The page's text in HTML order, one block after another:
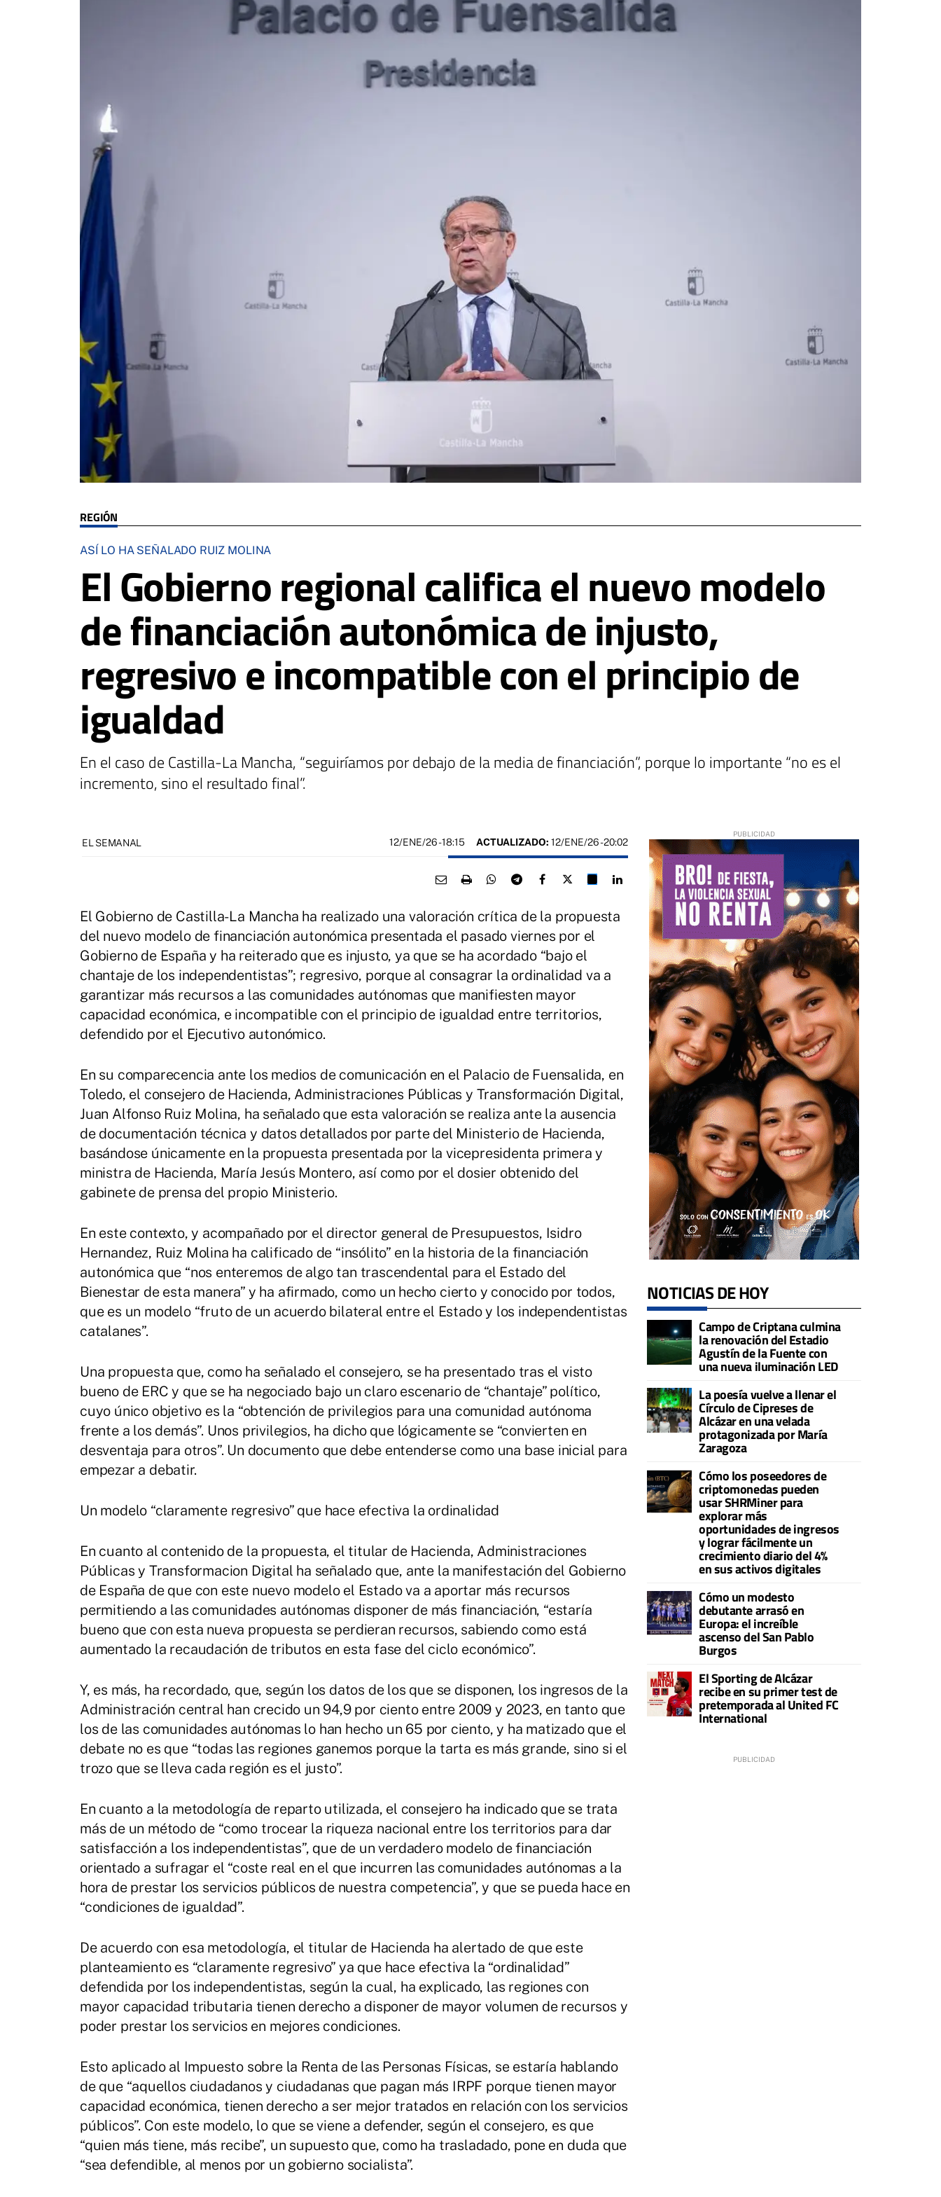
REGIÓN
ASÍ LO HA SEÑALADO RUIZ MOLINA
El Gobierno regional califica el nuevo modelo
de financiación autonómica de injusto,
regresivo e incompatible con el principio de
igualdad
En el caso de Castilla-La Mancha, “seguiríamos por debajo de la media de financiación”, porque lo importante “no es el
incremento, sino el resultado final”.
EL SEMANAL 12/ENE/26- 18:15 ACTUALIZADO: 12/ENE/26 - 20:02
El Gobierno de Castilla-La Mancha ha realizado una valoración crítica de la propuesta
del nuevo modelo de financiación autonómica presentada el pasado viernes por el
Gobierno de España y ha reiterado que es injusto, ya que se ha acordado “bajo el
chantaje de los independentistas”; regresivo, porque al consagrar la ordinalidad va a
garantizar más recursos a las comunidades autónomas que manifiesten mayor
capacidad económica, e incompatible con el principio de igualdad entre territorios,
defendido por el Ejecutivo autonómico.
En su comparecencia ante los medios de comunicación en el Palacio de Fuensalida, en
Toledo, el consejero de Hacienda, Administraciones Públicas y Transformación Digital,
Juan Alfonso Ruiz Molina, ha señalado que esta valoración se realiza ante la ausencia
de documentación técnica y datos detallados por parte del Ministerio de Hacienda,
basándose únicamente en la propuesta presentada por la vicepresidenta primera y
ministra de Hacienda, María Jesús Montero, así como por el dosier obtenido del
gabinete de prensa del propio Ministerio.
En este contexto, y acompañado por el director general de Presupuestos, Isidro
Hernandez, Ruiz Molina ha calificado de “insólito” en la historia de la financiación
autonómica que “nos enteremos de algo tan trascendental para el Estado del
Bienestar de esta manera” y ha afirmado, como un hecho cierto y conocido por todos,
que es un modelo “fruto de un acuerdo bilateral entre el Estado y los independentistas
catalanes”.
Una propuesta que, como ha señalado el consejero, se ha presentado tras el visto
bueno de ERC y que se ha negociado bajo un claro escenario de “chantaje” político,
cuyo único objetivo es la “obtención de privilegios para una comunidad autónoma
frente a los demás”. Unos privilegios, ha dicho que lógicamente se “convierten en
desventaja para otros”. Un documento que debe entenderse como una base inicial para
empezar a debatir.
Un modelo “claramente regresivo” que hace efectiva la ordinalidad
En cuanto al contenido de la propuesta, el titular de Hacienda, Administraciones
Públicas y Transformacion Digital ha señalado que, ante la manifestación del Gobierno
de España de que con este nuevo modelo el Estado va a aportar más recursos
permitiendo a las comunidades autónomas disponer de más financiación, “estaría
bueno que con esta nueva propuesta se perdieran recursos, sabiendo como está
aumentado la recaudación de tributos en esta fase del ciclo económico”.
Y, es más, ha recordado, que, según los datos de los que se disponen, los ingresos de la
Administración central han crecido un 94,9 por ciento entre 2009 y 2023, en tanto que
los de las comunidades autónomas lo han hecho un 65 por ciento, y ha matizado que el
debate no es que “todas las regiones ganemos porque la tarta es más grande, sino si el
trozo que se lleva cada región es el justo”.
En cuanto a la metodología de reparto utilizada, el consejero ha indicado que se trata
más de un método de “como trocear la riqueza nacional entre los territorios para dar
satisfacción a los independentistas”, que de un verdadero modelo de financiación
orientado a sufragar el “coste real en el que incurren las comunidades autónomas a la
hora de prestar los servicios públicos de nuestra competencia”, y que se pueda hace en
“condiciones de igualdad”.
De acuerdo con esa metodología, el titular de Hacienda ha alertado de que este
planteamiento es “claramente regresivo” ya que hace efectiva la “ordinalidad”
defendida por los independentistas, según la cual, ha explicado, las regiones con
mayor capacidad tributaria tienen derecho a disponer de mayor volumen de recursos y
poder prestar los servicios en mejores condiciones.
Esto aplicado al Impuesto sobre la Renta de las Personas Físicas, se estaría hablando
de que “aquellos ciudadanos y ciudadanas que pagan más IRPF porque tienen mayor
capacidad económica, tienen derecho a ser mejor tratados en relación con los servicios
públicos”. Con este modelo, lo que se viene a defender, según el consejero, es que
“quien más tiene, más recibe”, un supuesto que, como ha trasladado, pone en duda que
“sea defendible, al menos por un gobierno socialista”.
NOTICIAS DE HOY
Campo de Criptana culmina
la renovación del Estadio
Agustín de la Fuente con
una nueva iluminación LED
La poesía vuelve a llenar el
Círculo de Cipreses de
Alcázar en una velada
protagonizada por María
Zaragoza
Cómo los poseedores de
criptomonedas pueden
usar SHRMiner para
explorar más
oportunidades de ingresos
y lograr fácilmente un
crecimiento diario del 4%
en sus activos digitales
Cómo un modesto
debutante arrasó en
Europa: el increíble
ascenso del San Pablo
Burgos
El Sporting de Alcázar
recibe en su primer test de
pretemporada al United FC
International